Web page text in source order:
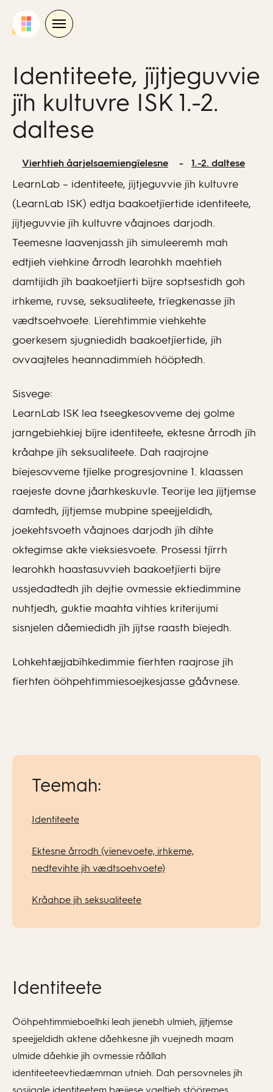
Identiteete, jïjtjeguvvie
jïh kultuvre ISK 1.-2.
daltese
Vierhtieh åarjelsaemiengïelesne 1.-2. daltese
LearnLab – identiteete, jïjtjeguvvie jïh kultuvre
(LearnLab ISK) edtja baakoetjïertide identiteete,
jïjtjeguvvie jïh kultuvre våajnoes darjodh.
Teemesne laavenjassh jïh simuleeremh mah
edtjieh viehkine årrodh learohkh maehtieh
damtijidh jïh baakoetjïerti bïjre soptsestidh goh
irhkeme, ruvse, seksualiteete, trïegkenasse jïh
vædtsoehvoete. Lïerehtimmie viehkehte
goerkesem sjugniedidh baakoetjïertide, jïh
ovvaajteles heannadimmieh hööptedh.
Sisvege:
LearnLab ISK lea tseegkesovveme dej golme
jarngebiehkiej bïjre identiteete, ektesne årrodh jïh
kråahpe jïh seksualiteete. Dah raajrojne
bïejesovveme tjïelke progresjovnine 1. klaassen
raejeste dovne jåarhkeskuvle. Teorije lea jïjtjemse
damtedh, jïjtjemse mubpine speejjeldidh,
joekehtsvoeth våajnoes darjodh jïh dïhte
oktegimse akte vieksiesvoete. Prosessi tjïrrh
learohkh haastasuvvieh baakoetjïerti bïjre
ussjedadtedh jïh dejtie ovmessie ektiedimmine
nuhtjedh, guktie maahta vihties kriterijumi
sisnjelen dåemiedidh jïh jïjtse raasth bïejedh.
Lohkehtæjjabïhkedimmie fïerhten raajrose jïh
fïerhten ööhpehtimmiesoejkesjasse gååvnese.
Teemah:
Identiteete
Ektesne årrodh (vïenevoete, irhkeme,
nedtevihte jïh vædtsoehvoete)
Kråahpe jïh seksualiteete
Identiteete
Ööhpehtimmieboelhki leah jienebh ulmieh, jïjtjemse
speejjeldidh aktene dåehkesne jïh vuejnedh maam
ulmide dåehkie jïh ovmessie råållah
identiteeteevtiedæmman utnieh. Dah persovneles jïh